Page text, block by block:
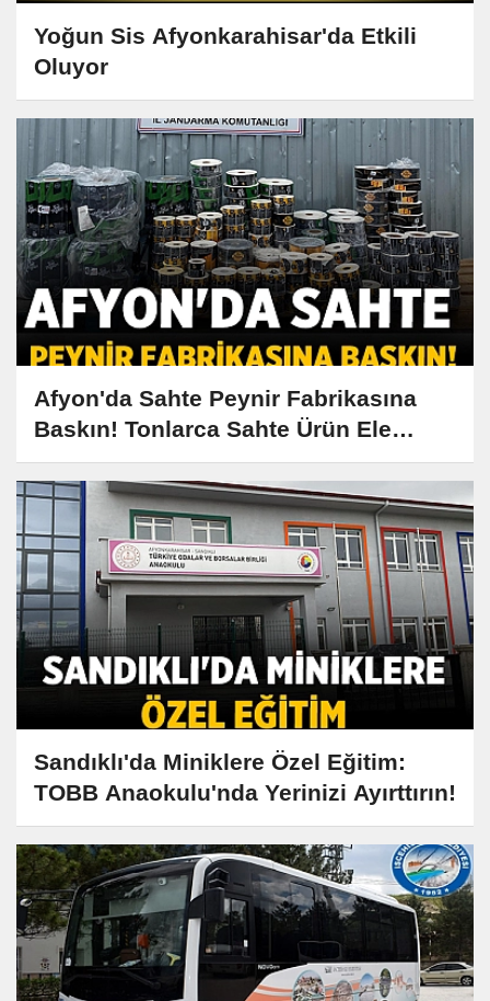
Yoğun Sis Afyonkarahisar'da Etkili
Oluyor
Afyon'da Sahte Peynir Fabrikasına
Baskın! Tonlarca Sahte Ürün Ele
Geçirildi
Sandıklı'da Miniklere Özel Eğitim:
TOBB Anaokulu'nda Yerinizi Ayırttırın!